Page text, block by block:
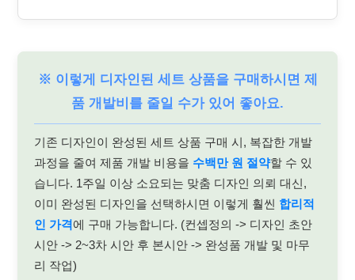
※ 이렇게 디자인된 세트 상품을 구매하시면 제
품 개발비를 줄일 수가 있어 좋아요.
기존 디자인이 완성된 세트 상품 구매 시, 복잡한 개발
과정을 줄여 제품 개발 비용을 수백만 원 절약할 수 있
습니다. 1주일 이상 소요되는 맞춤 디자인 의뢰 대신,
이미 완성된 디자인을 선택하시면 이렇게 훨씬 합리적
인 가격에 구매 가능합니다. (컨셉정의 -> 디자인 초안
시안 -> 2~3차 시안 후 본시안 -> 완성품 개발 및 마무
리 작업)